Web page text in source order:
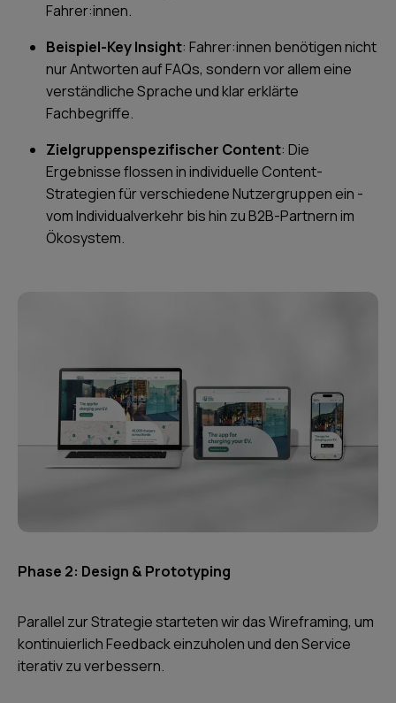
Fahrer:innen.
Beispiel-Key Insight: Fahrer:innen benötigen nicht
nur Antworten auf FAQs, sondern vor allem eine
verständliche Sprache und klar erklärte
Fachbegriffe.
Zielgruppenspezifischer Content: Die
Ergebnisse flossen in individuelle Content-
Strategien für verschiedene Nutzergruppen ein -
vom Individualverkehr bis hin zu B2B-Partnern im
Ökosystem.
Phase 2: Design & Prototyping
Parallel zur Strategie starteten wir das Wireframing, um
kontinuierlich Feedback einzuholen und den Service
iterativ zu verbessern.